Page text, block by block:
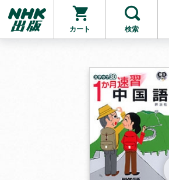
カート 検索
お支払いに進む
他にも商品を買う